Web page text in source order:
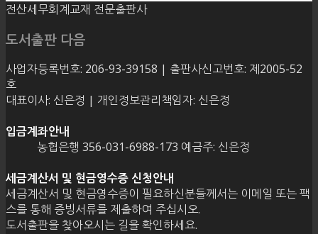
전산세무회계교재 전문출판사
도서출판 다음
사업자등록번호: 206-93-39158 | 출판사신고번호: 제2005-52
호
대표이사: 신은정 | 개인정보관리책임자: 신은정
입금계좌안내
농협은행 356-031-6988-173 예금주: 신은정
세금계산서 및 현금영수증 신청안내
세금계산서 및 현금영수증이 필요하신분들께서는 이메일 또는 팩
스를 통해 증빙서류를 제출하여 주십시오.
도서출판을 찾아오시는 길을 확인하세요.